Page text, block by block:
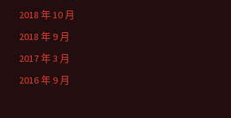
2018 年 10 月
2018 年 9 月
2017 年 3 月
2016 年 9 月